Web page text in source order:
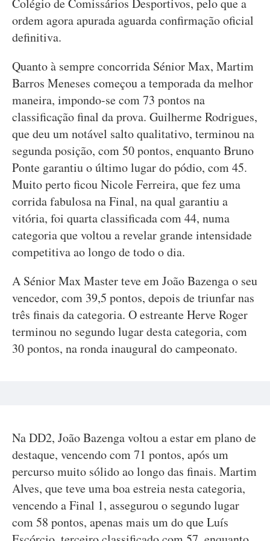
Colégio de Comissários Desportivos, pelo que a
ordem agora apurada aguarda confirmação oficial
definitiva.
Quanto à sempre concorrida Sénior Max, Martim
Barros Meneses começou a temporada da melhor
maneira, impondo-se com 73 pontos na
classificação final da prova. Guilherme Rodrigues,
que deu um notável salto qualitativo, terminou na
segunda posição, com 50 pontos, enquanto Bruno
Ponte garantiu o último lugar do pódio, com 45.
Muito perto ficou Nicole Ferreira, que fez uma
corrida fabulosa na Final, na qual garantiu a
vitória, foi quarta classificada com 44, numa
categoria que voltou a revelar grande intensidade
competitiva ao longo de todo o dia.
A Sénior Max Master teve em João Bazenga o seu
vencedor, com 39,5 pontos, depois de triunfar nas
três finais da categoria. O estreante Herve Roger
terminou no segundo lugar desta categoria, com
30 pontos, na ronda inaugural do campeonato.
Na DD2, João Bazenga voltou a estar em plano de
destaque, vencendo com 71 pontos, após um
percurso muito sólido ao longo das finais. Martim
Alves, que teve uma boa estreia nesta categoria,
vencendo a Final 1, assegurou o segundo lugar
com 58 pontos, apenas mais um do que Luís